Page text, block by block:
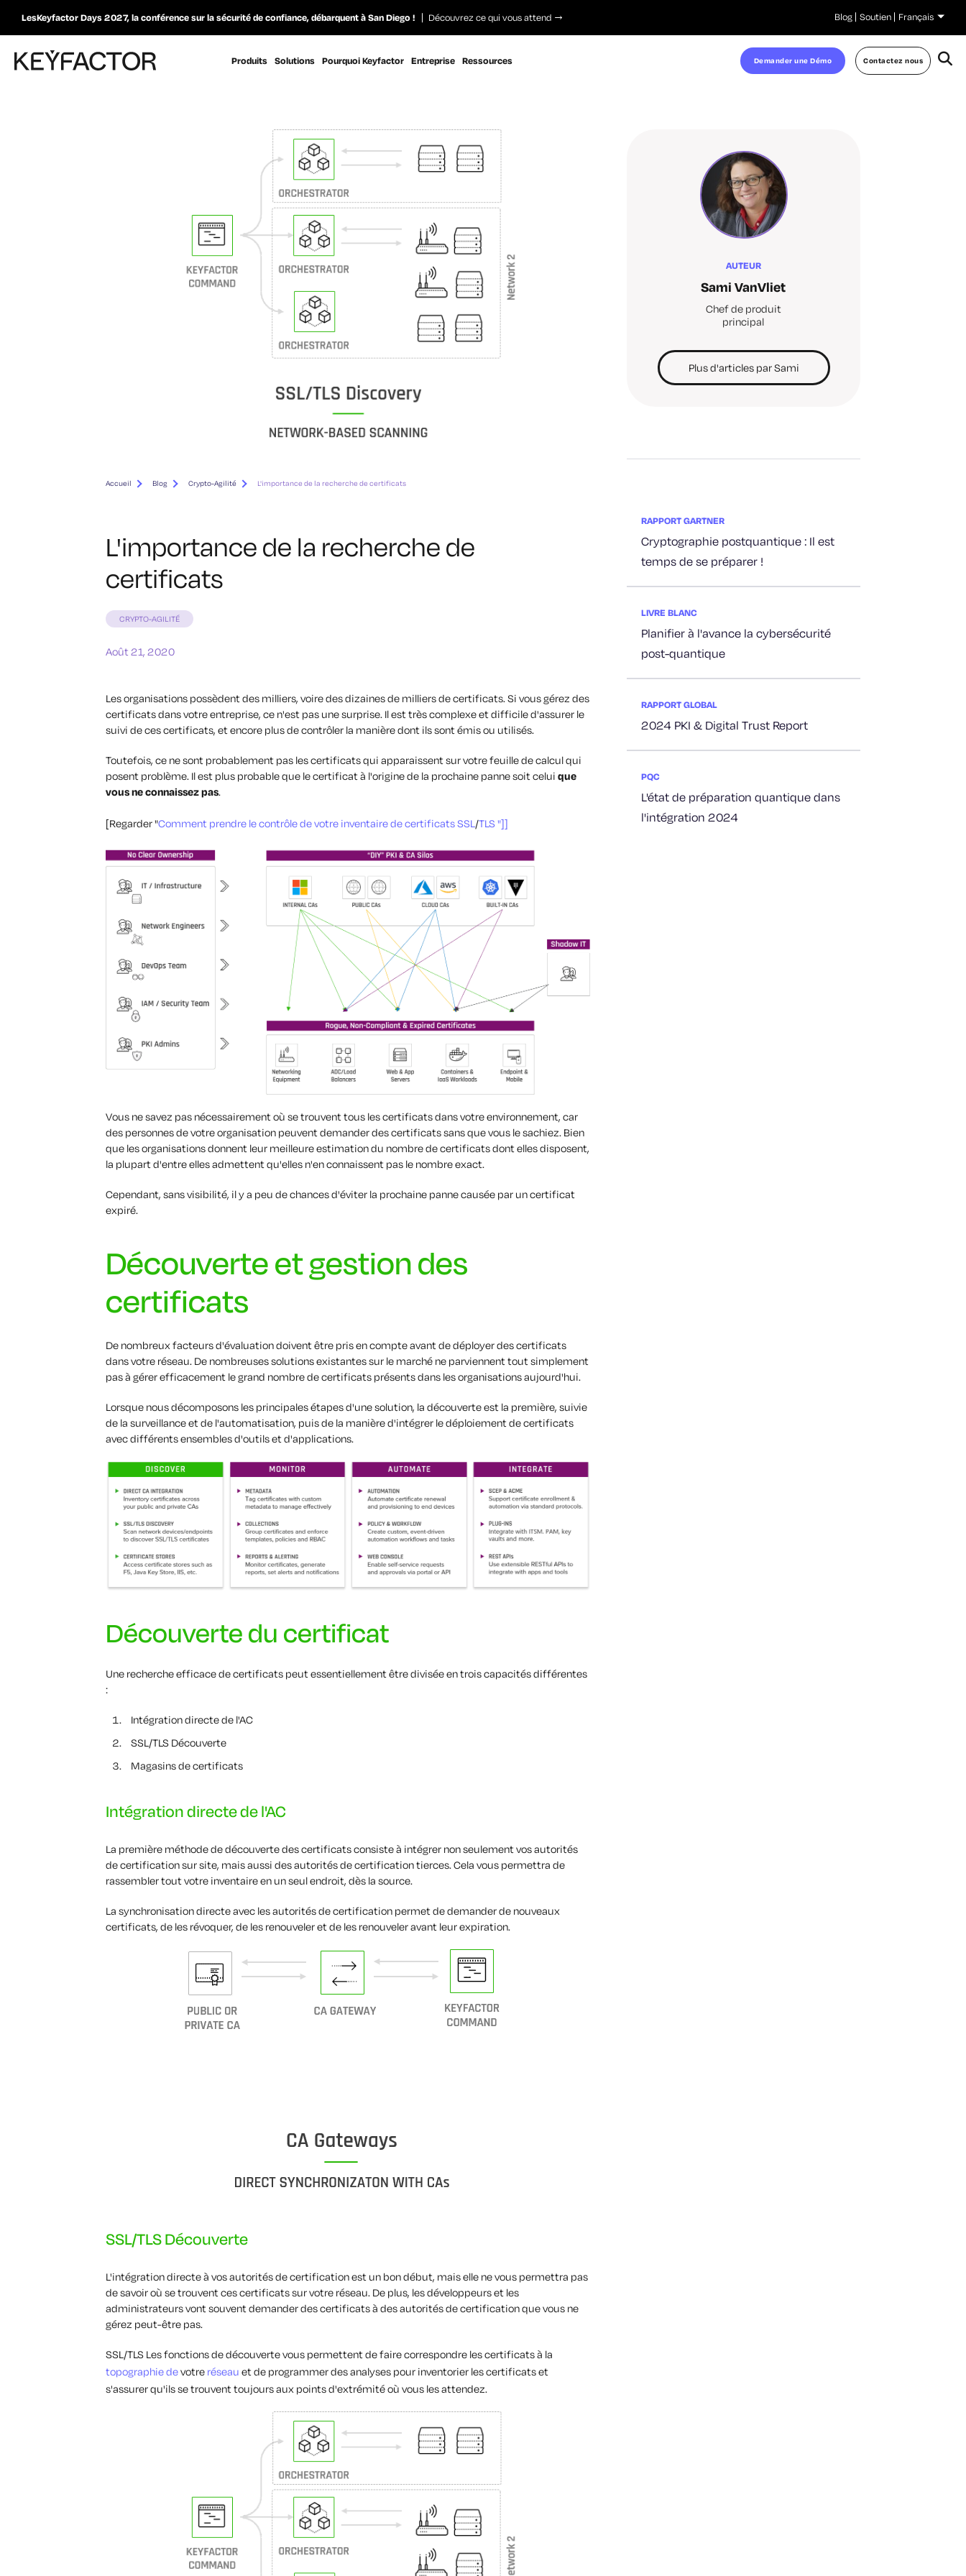
LesKeyfactor Days 2027, la conférence sur la sécurité de confiance, débarquent à San Diego ! Découvrez ce qui vous attend Blog Soutien Français
Produits Solutions Pourquoi Keyfactor Entreprise Ressources Demander une Démo Contactez nous
Accueil Blog Crypto-Agilité L'importance de la recherche de certificats
L'importance de la recherche de
certificats
CRYPTO-AGILITÉ
Août 21, 2020
Les organisations possèdent des milliers, voire des dizaines de milliers de certificats. Si vous gérez des
certificats dans votre entreprise, ce n'est pas une surprise. Il est très complexe et difficile d'assurer le
suivi de ces certificats, et encore plus de contrôler la manière dont ils sont émis ou utilisés.
Toutefois, ce ne sont probablement pas les certificats qui apparaissent sur votre feuille de calcul qui
posent problème. Il est plus probable que le certificat à l'origine de la prochaine panne soit celui que
vous ne connaissez pas.
[Regarder "Comment prendre le contrôle de votre inventaire de certificats SSL /TLS "]]
Vous ne savez pas nécessairement où se trouvent tous les certificats dans votre environnement, car
des personnes de votre organisation peuvent demander des certificats sans que vous le sachiez. Bien
que les organisations donnent leur meilleure estimation du nombre de certificats dont elles disposent,
la plupart d'entre elles admettent qu'elles n'en connaissent pas le nombre exact.
Cependant, sans visibilité, il y a peu de chances d'éviter la prochaine panne causée par un certificat
expiré.
Découverte et gestion des
certificats
De nombreux facteurs d'évaluation doivent être pris en compte avant de déployer des certificats
dans votre réseau. De nombreuses solutions existantes sur le marché ne parviennent tout simplement
pas à gérer efficacement le grand nombre de certificats présents dans les organisations aujourd'hui.
Lorsque nous décomposons les principales étapes d'une solution, la découverte est la première, suivie
de la surveillance et de l'automatisation, puis de la manière d'intégrer le déploiement de certificats
avec différents ensembles d'outils et d'applications.
Découverte du certificat
Une recherche efficace de certificats peut essentiellement être divisée en trois capacités différentes
:
Intégration directe de l'AC
SSL/TLS Découverte
Magasins de certificats
Intégration directe de l'AC
La première méthode de découverte des certificats consiste à intégrer non seulement vos autorités
de certification sur site, mais aussi des autorités de certification tierces. Cela vous permettra de
rassembler tout votre inventaire en un seul endroit, dès la source.
La synchronisation directe avec les autorités de certification permet de demander de nouveaux
certificats, de les révoquer, de les renouveler et de les renouveler avant leur expiration.
SSL/TLS Découverte
L'intégration directe à vos autorités de certification est un bon début, mais elle ne vous permettra pas
de savoir où se trouvent ces certificats sur votre réseau. De plus, les développeurs et les
administrateurs vont souvent demander des certificats à des autorités de certification que vous ne
gérez peut-être pas.
SSL/TLS Les fonctions de découverte vous permettent de faire correspondre les certificats à la
topographie devotre réseau et de programmer des analyses pour inventorier les certificats et
s'assurer qu'ils se trouvent toujours aux points d'extrémité où vous les attendez.
AUTEUR
Sami VanVliet
Chef de produit
principal
Plus d'articles par Sami
RAPPORT GARTNER
Cryptographie postquantique : Il est
temps de se préparer !
LIVRE BLANC
Planifier à l'avance la cybersécurité
post-quantique
RAPPORT GLOBAL
2024 PKI & Digital Trust Report
PQC
L'état de préparation quantique dans
l'intégration 2024